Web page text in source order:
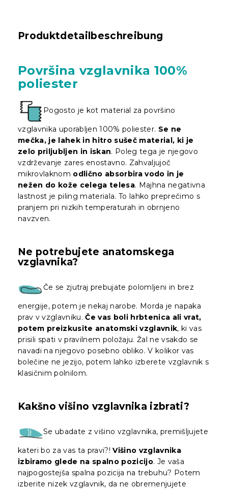
Produktdetailbeschreibung
Površina vzglavnika 100%
poliester
Pogosto je kot material za površino
vzglavnika uporabljen 100% poliester. Se ne
mečka, je lahek in hitro sušeč material, ki je
zelo priljubljen in iskan. Poleg tega je njegovo
vzdrževanje zares enostavno. Zahvaljujoč
mikrovlaknom odlično absorbira vodo in je
nežen do kože celega telesa. Majhna negativna
lastnost je piling materiala. To lahko preprečimo s
pranjem pri nizkih temperaturah in obrnjeno
navzven.
Ne potrebujete anatomskega
vzglavnika?
Če se zjutraj prebujate polomljeni in brez
energije, potem je nekaj narobe. Morda je napaka
prav v vzglavniku.Če vas boli hrbtenica ali vrat,
potem preizkusite anatomski vzglavnik, ki vas
prisili spati v pravilnem položaju. Žal ne vsakdo se
navadi na njegovo posebno obliko. V kolikor vas
bolečine ne jezijo, potem lahko izberete vzglavnik s
klasičnim polnilom.
Kakšno višino vzglavnika izbrati?
Se ubadate z višino vzglavnika, premišljujete
kateri bo za vas ta pravi?!Višino vzglavnika
izbiramo glede na spalno pozicijo. Je vaša
najpogostejša spalna pozicija na trebuhu? Potem
izberite nizek vzglavnik, da ne obremenjujete